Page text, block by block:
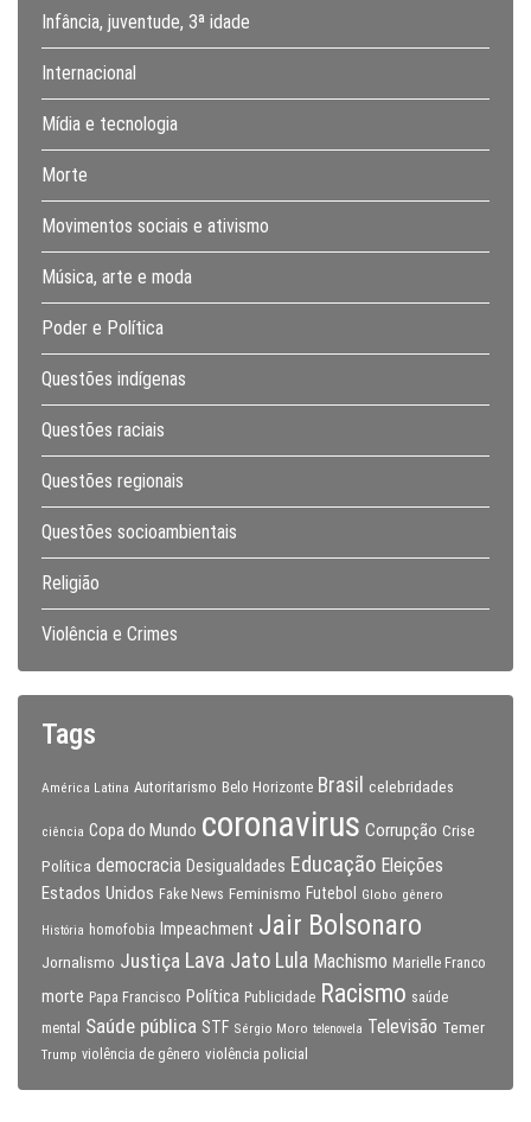
Infância, juventude, 3ª idade
Internacional
Mídia e tecnologia
Morte
Movimentos sociais e ativismo
Música, arte e moda
Poder e Política
Questões indígenas
Questões raciais
Questões regionais
Questões socioambientais
Religião
Violência e Crimes
Tags
América Latina Autoritarismo Belo Horizonte Brasil celebridades
ciência Copa do Mundo coronavirus Corrupção Crise
Política democracia Desigualdades Educação Eleições
Estados Unidos Fake News Feminismo Futebol Globo gênero
História homofobia Impeachment Jair Bolsonaro
Jornalismo Justiça Lava Jato Lula Machismo Marielle Franco
morte Papa Francisco Política Publicidade Racismo saúde
mental
Saúde pública STF Sérgio Moro telenovela Televisão Temer
Trump violência de gênero violência policial